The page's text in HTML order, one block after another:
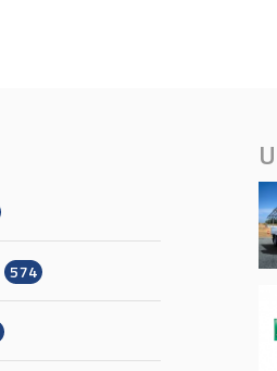
574